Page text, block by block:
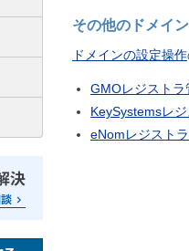
その他のドメイン
ドメインの設定操作
GMOレジストラ
KeySystemsレ
eNomレジスト